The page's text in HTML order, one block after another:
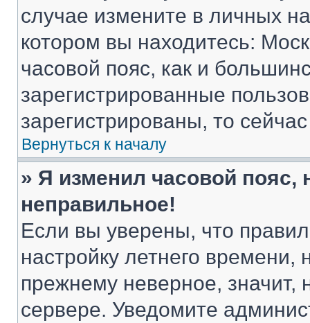
случае измените в личных
котором вы находитесь:
часовой пояс, как и
зарегистрированные
зарегистрированы, то
Вернуться к началу
» Я изменил часовой пояс,
неправильное!
Если вы уверены, что
настройку летнего
прежнему неверное, значит,
сервере. Уведомите